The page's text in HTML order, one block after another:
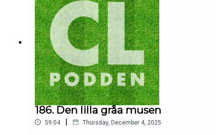
186. Den lilla gråa musen
59:04 | Thursday, December 4, 2025